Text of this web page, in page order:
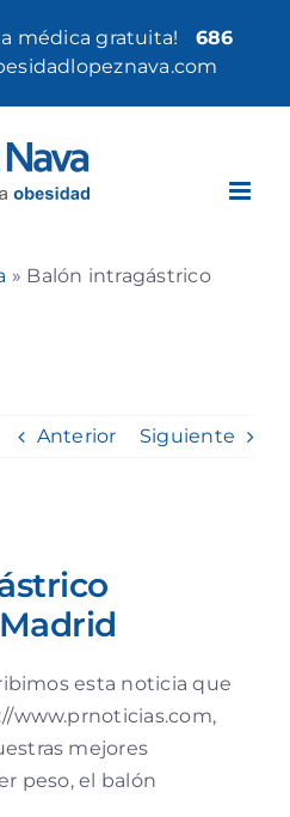
médica gratuita!
686
» Balón intragástrico
Anterior Siguiente
esta noticia que
www.prnoticias.com,
mejores
peso, el balón